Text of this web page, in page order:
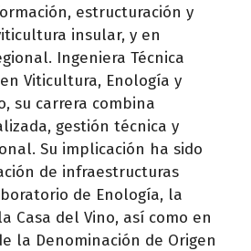
estructuración y
insular, y en
Ingeniera Técnica
Viticultura, Enología y
su carrera combina
gestión técnica y
Su implicación ha sido
de infraestructuras
de Enología, la
Casa del Vino, así como en
la Denominación de Origen